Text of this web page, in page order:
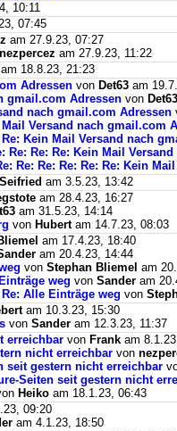
10:11
07:45
am 27.9.23, 07:27
nezpercez am 27.9.23, 11:22
am 18.8.23, 21:23
Adressen von Det63 am
gmail.com Adressen von Det63
nach gmail.com Adressen
Mail Versand nach gmail.com
Re: Kein Mail Versand nach
Re: Re: Re: Kein Mail
Re: Re: Re: Re: Re: Kein
am 3.5.23, 13:42
am 28.4.23, 16:27
am 31.5.23, 14:14
von Hubertam 14.7.23, 08:03
am 17.4.23, 18:40
am 20.4.23, 14:44
von Stephan Bliemel am
weg von Sander am
Re: Alle Einträge weg von
am 10.3.23, 15:30
von Sander am 12.3.23, 11:37
erreichbar von Frank am
nicht erreichbar von
seit gestern nicht erreichbar
Seiten seit gestern nicht
Heiko am 18.1.23, 06:43
09:20
am 4.1.23, 18:50